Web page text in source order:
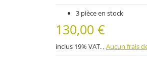
3 pièce en stock
130,00 €
inclus 19% VAT. ,Aucun frais